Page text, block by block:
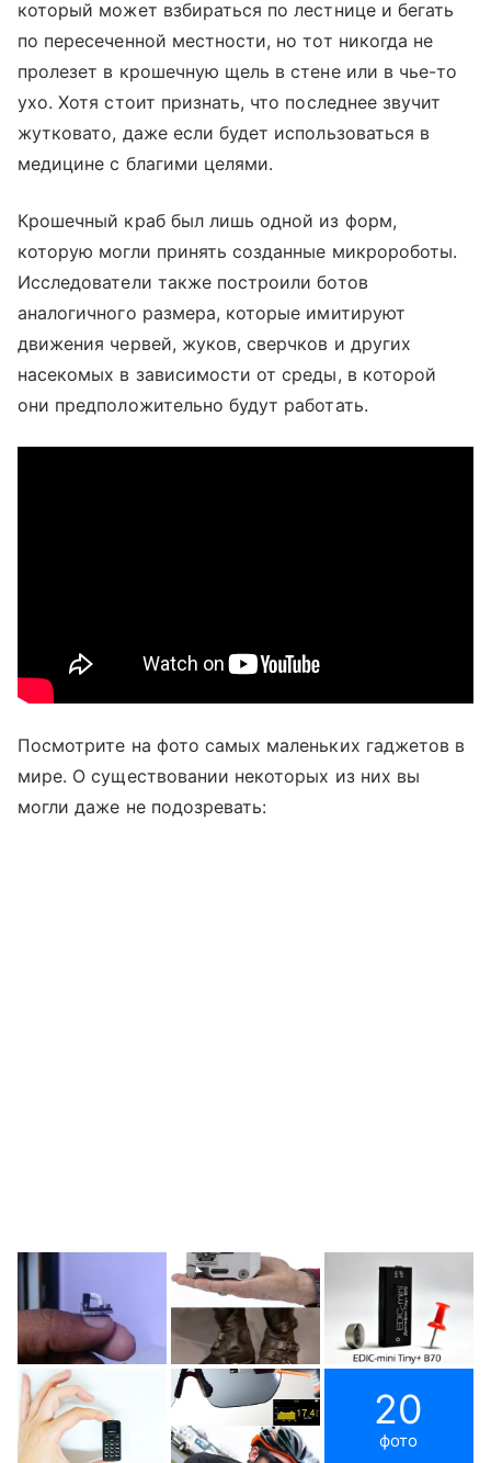
который может взбираться по лестнице и бегать
по пересеченной местности, но тот никогда не
пролезет в крошечную щель в стене или в чье-то
ухо. Хотя стоит признать, что последнее звучит
жутковато, даже если будет использоваться в
медицине с благими целями.
Крошечный краб был лишь одной из форм,
которую могли принять созданные микророботы.
Исследователи также построили ботов
аналогичного размера, которые имитируют
движения червей, жуков, сверчков и других
насекомых в зависимости от среды, в которой
они предположительно будут работать.
Посмотрите на фото самых маленьких гаджетов в
мире. О существовании некоторых из них вы
могли даже не подозревать:
20
фото